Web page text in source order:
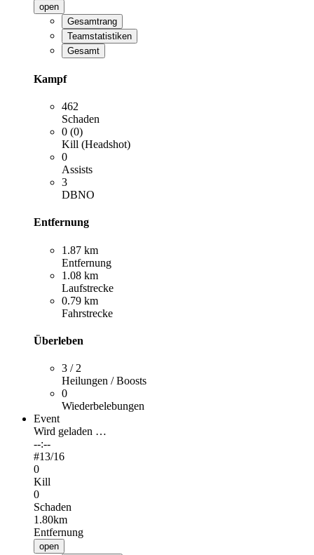
open
Gesamtrang
Teamstatistiken
Gesamt
Kampf
462
Schaden
0 (0)
Kill (Headshot)
0
Assists
3
DBNO
Entfernung
1.87 km
Entfernung
1.08 km
Laufstrecke
0.79 km
Fahrstrecke
Überleben
3 / 2
Heilungen / Boosts
0
Wiederbelebungen
Event
Wird geladen …
--:--
#13/16
0
Kill
0
Schaden
1.80km
Entfernung
open